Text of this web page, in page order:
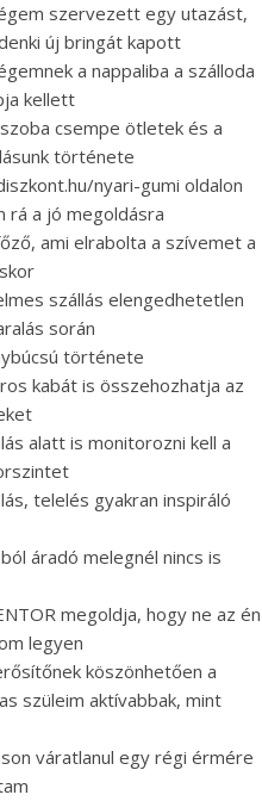
szervezett egy utazást,
új bringát kapott
a nappaliba a szálloda
kellett
csempe ötletek és a
története
nyari-gumi oldalon
rá a jó megoldásra
ami elrabolta a szívemet a
szállás elengedhetetlen
során
története
kabát is összehozhatja az
alatt is monitorozni kell a
telelés gyakran inspiráló
áradó melegnél nincs is
megoldja, hogy ne az én
legyen
köszönhetően a
szüleim aktívabbak, mint
váratlanul egy régi érmére